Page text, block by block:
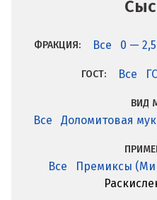
ФРАКЦИЯ: Все 0 —
ГОСТ: Все
ВИД
Все Доломитовая
Все
Премиксы